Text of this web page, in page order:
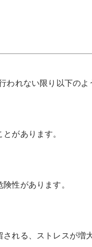
れない限り以下のよ
があります。
性があります。
れる、ストレスが増